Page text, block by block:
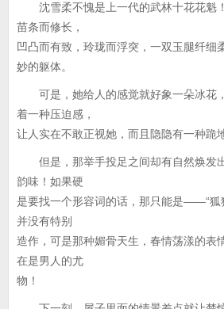
沈雪柔不愧是上一代的武林十花花魁！
苗条而修长，
凹凸而有致，玲珑而浮突，一双玉腿纤细
妙的躯体。
可是，她给人的感觉就好象一朵冰花
着一种压迫感，
让人实在不敢正视她，而且隐隐有一种跪
但是，那举手投足之间却有自然焕发
韵味！如果硬
是要找一个形容词的话，那只能是——“狐
并没有特别
造作，可是那种媚骨天生，春情荡漾的表
在是男人的尤
物！